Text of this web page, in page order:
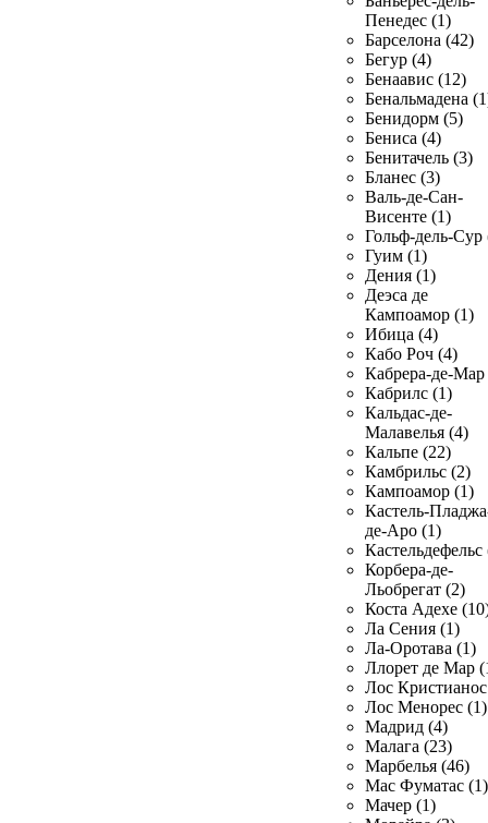
Пенедес (1)
Барселона (42)
Бегур (4)
Бенаавис (12)
Бенальмадена
Бенидорм (5)
Бениса (4)
Бенитачель (3)
Бланес (3)
Валь-де-Сан-
Висенте (1)
Гольф-дель-Сур
Гуим (1)
Дения (1)
Деэса де
Кампоамор (1)
Ибица (4)
Кабо Роч (4)
Кабрера-де-Мар
Кабрилс (1)
Кальдас-де-
Малавелья (4)
Кальпе (22)
Камбрильс (2)
Кампоамор (1)
Кастель-
де-Аро (1)
Кастельдефельс
Корбера-де-
Льобрегат (2)
Коста Адехе
Ла Сения (1)
Ла-Оротава (1)
Ллорет де Мар
Лос
Лос Менорес (1)
Мадрид (4)
Малага (23)
Марбелья (46)
Мас Фуматас (1)
Мачер (1)